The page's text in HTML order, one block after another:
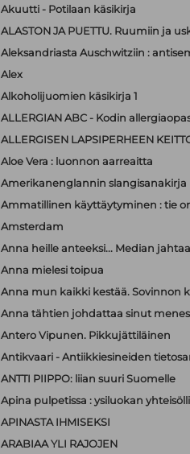
Akuutti - Potilaan käsikirja
ALASTON JA PUETTU. Ruumiin ja
Aleksandriasta Auschwitziin :
Alex
Alkoholijuomien käsikirja 1
ALLERGIAN ABC - Kodin
ALLERGISEN LAPSIPERHEEN
Aloe Vera : luonnon aarreaitta
Amerikanenglannin slangisanakirja
Ammatillinen käyttäytyminen : tie
Amsterdam
Anna heille anteeksi... Median
Anna mielesi toipua
Anna mun kaikki kestää. Sovinnon
Anna tähtien johdattaa sinut
Antero Vipunen. Pikkujättiläinen
Antikvaari - Antiikkiesineiden
ANTTI PIIPPO: liian suuri Suomelle
Apina pulpetissa : ysiluokan
APINASTA IHMISEKSI
ARABIAA YLI RAJOJEN